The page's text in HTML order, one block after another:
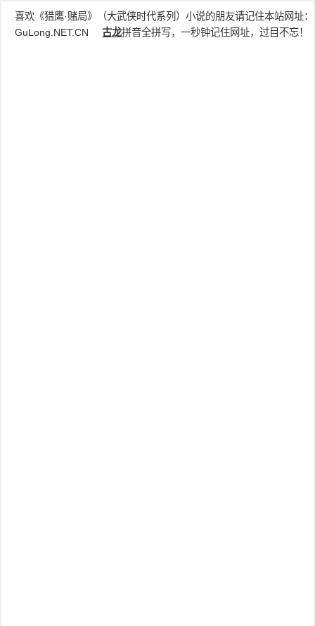
喜欢《猎鹰·赌局》（大武侠时代系列）小说的朋友请记住本站网址：
GuLong.NET.CN
古龙拼音全拼写，一秒钟记住网址，过目不忘！